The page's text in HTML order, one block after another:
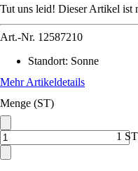
Tut uns leid! Dieser Artikel ist
Art.-Nr. 12587210
Standort: Sonne
Mehr Artikeldetails
Menge (ST)
1 ST